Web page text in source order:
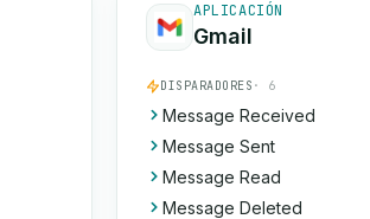
APLICACIÓN
Gmail
DISPARADORES · 6
Message Received
Message Sent
Message Read
Message Deleted